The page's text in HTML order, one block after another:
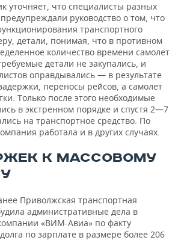
уточняет, что специалисты разных
руководство о том, что
транспортного
детали, понимая, что в противном
количество времени самолет
детали не закупались, и
оправдывались — в результате
переносы рейсов, а самолет
Только после этого необходимые
в экстренном порядке и спустя 2—7
на транспортное средство. По
работала и в других случаях.
К МАССОВОМУ
Приволжская транспортная
административные дела в
«ВИМ-Авиа» по факту
по зарплате в размере более 206